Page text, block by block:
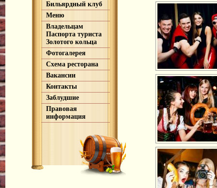
Бильярдный клуб
Меню
Владельцам
Паспорта туриста
Золотого кольца
Фотогалерея
Схема ресторана
Вакансии
Контакты
Заблудшие
Правовая
информация